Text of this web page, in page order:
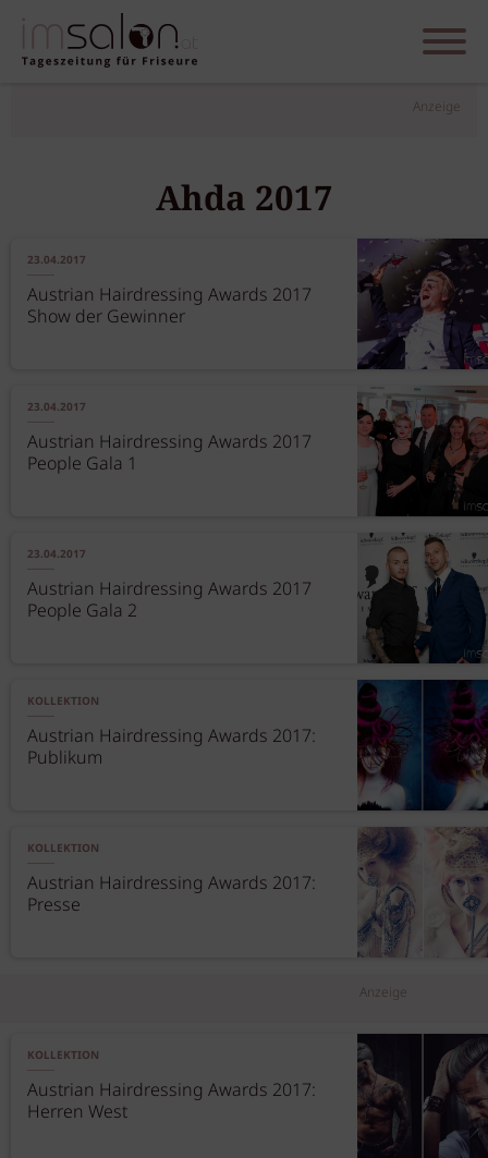
Anzeige
Ahda 2017
23.04.2017
Austrian Hairdressing Awards 2017
Show der Gewinner
23.04.2017
Austrian Hairdressing Awards 2017
People Gala 1
23.04.2017
Austrian Hairdressing Awards 2017
People Gala 2
KOLLEKTION
Austrian Hairdressing Awards 2017:
Publikum
KOLLEKTION
Austrian Hairdressing Awards 2017:
Presse
Anzeige
KOLLEKTION
Austrian Hairdressing Awards 2017:
Herren West